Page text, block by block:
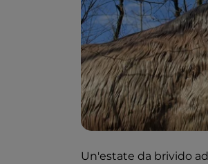
Un'estate da brivido ad